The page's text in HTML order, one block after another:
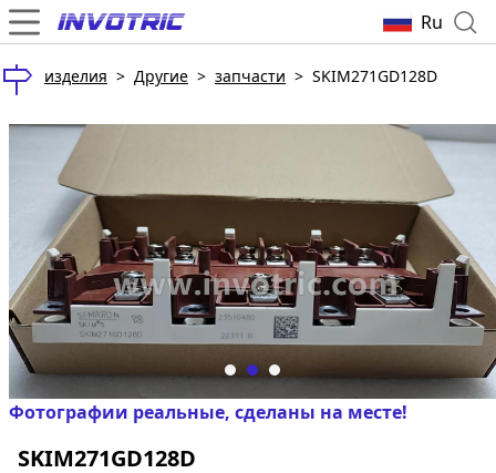
Ru
изделия > Другие > запчасти > SKIM271GD128D
Фотографии реальные, сделаны на месте!
SKIM271GD128D